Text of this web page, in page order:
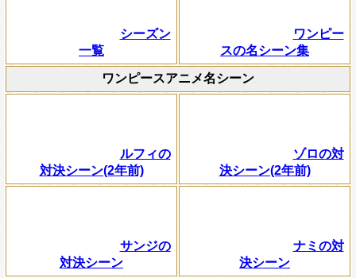
シーズン
一覧
ワンピー
スの名シーン集
ワンピースアニメ名シーン
ルフィの
対決シーン(2年前)
ゾロの対
決シーン(2年前)
サンジの
対決シーン
ナミの対
決シーン